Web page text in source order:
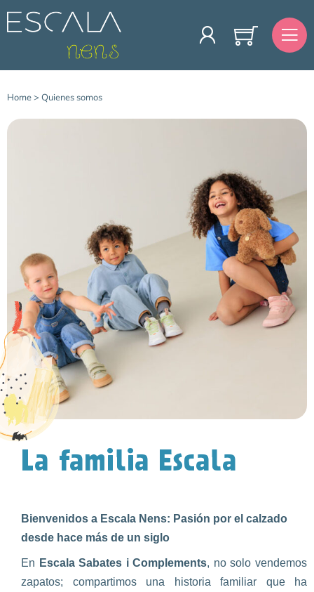
Home> Quienes somos
La familia Escala
Bienvenidos a Escala Nens: Pasión por el calzado
desde hace más de un siglo
En Escala Sabates i Complements, no solo vendemos
zapatos; compartimos una historia familiar que ha